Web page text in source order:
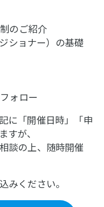
のご紹介
ショナー）の基礎
ォロー
に「開催日時」「申
すが、
談の上、随時開催
みください。